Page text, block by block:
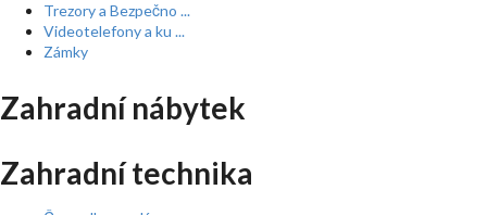
Trezory a Bezpečno ...
Videotelefony a ku ...
Zámky
Zahradní nábytek
Zahradní technika